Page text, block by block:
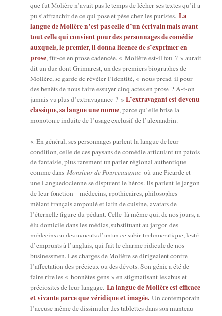
que fut Molière n’a­vait pas le temps de lécher ses textes qu’il a
pu s’af­fran­chir de ce qui pose et pèse chez les puristes.La
langue de Molière n’est pas celle d’un écri­vain mais avant
tout celle qui convient pour des per­son­nages de comé­die
aux­quels, le pre­mier, il don­na licence de s’ex­pri­mer en
prose, fût-ce en prose caden­cée. « Molière est-il fou ? » aurait
dit un duc dont Gri­ma­rest, un des pre­miers bio­graphes de
Molière, se garde de révé­ler l’i­den­ti­té, « nous prend-il pour
des benêts de nous faire essuyer cinq actes en prose ? A-t-on
jamais vu plus d’ex­tra­va­gance ? »L’ex­tra­va­gant est deve­nu
clas­sique, sa langue une norme, parce qu’elle brise la
mono­to­nie induite de l’u­sage exclu­sif de l’alexandrin.
« En géné­ral, ses per­son­nages parlent la langue de leur
condi­tion, celle de ces pay­sans de comé­die arti­cu­lant un patois
de fan­tai­sie, plus rare­ment un par­ler régio­nal authen­tique
comme dansMon­sieur de Pour­ceau­gnac où une Picarde et
une Lan­gue­do­cienne se dis­putent le héros. Ils parlent le jar­gon
de leur fonc­tion – méde­cins, apo­thi­caires, phi­lo­sophes –
mêlant fran­çais ampou­lé et latin de cui­sine, ava­tars de
l’é­ter­nelle figure du pédant. Celle-là même qui, de nos jours, a
élu domi­cile dans les médias, sub­sti­tuant au jar­gon des
méde­cins ou des avo­cats d’an­tan ce sabir tech­no­cra­tique, les­té
d’emprunts à l’an­glais, qui fait le charme ridi­cule de nos
busi­ness­men. Les charges de Molière se diri­geaient contre
l’af­fec­ta­tion des pré­cieux ou des dévots. Son génie a été de
faire rire les « hon­nêtes gens » en stig­ma­ti­sant les abus et
pré­cio­si­tés de leur lan­gage.La langue de Molière est effi­cace
et vivante parce que véri­dique et ima­gée. Un contem­po­rain
l’ac­cuse même de dis­si­mu­ler des tablettes dans son man­teau